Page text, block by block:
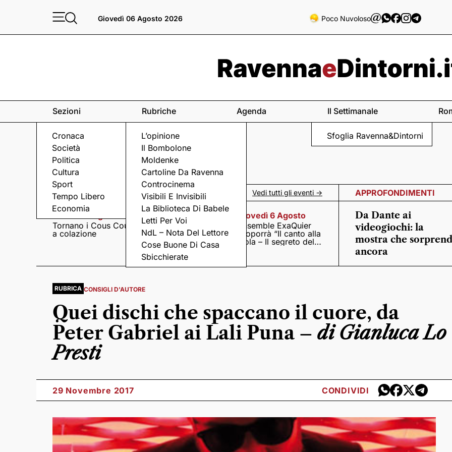
Giovedì 06 Agosto 2026 Poco Nuvoloso
Sezioni
Cronaca
Società
Politica
Cultura
Sport
Tempo Libero
Economia
Rubriche
L’opinione
Il Bombolone
Moldenke
Cartoline Da Ravenna
Controcinema
Visibili E Invisibili
La Biblioteca Di Babele
Letti Per Voi
NdL – Nota Del Lettore
Cose Buone Di Casa
Sbicchierate
Agenda Il Settimanale
Sfoglia Ravenna&Dintorni
Eventi a Ravenna e dintorni Vedi tutti gli eventi ->
Tornano i Cous Cous
a colazione
Giovedì 6 Agosto
Visita serale nella
Pieve romanica di
San Pietro in Sylvis
Giovedì 6 Agosto
Ensemble ExaQuier
proporrà “Il canto alla
viola – Il segreto del
APPROFONDIMENTI
Da Dante ai
videogiochi: la
mostra che
ancora
RUBRICA CONSIGLI D'AUTORE
Quei dischi che spaccano il cuore, da
Peter Gabriel ai Lali Puna – di Gianluca Lo
Presti
29 Novembre 2017 CONDIVIDI